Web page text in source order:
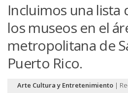
Incluimos una lista
los museos en el
metropolitana de
Puerto Rico.
Arte Cultura y Entretenimiento |